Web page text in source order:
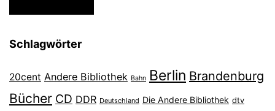
Schlagwörter
20cent Andere Bibliothek Bahn Berlin Brandenburg
Bücher CD DDR Deutschland Die Andere Bibliothek dtv